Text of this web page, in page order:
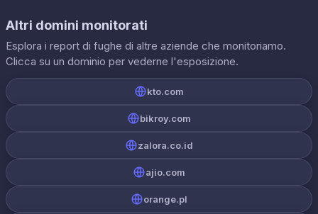
Altri domini monitorati
Esplora i report di fughe di altre aziende che monitoriamo.
Clicca su un dominio per vederne l'esposizione.
kto.com
bikroy.com
zalora.co.id
ajio.com
orange.pl